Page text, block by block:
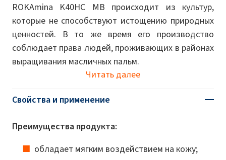
ROKAmina K40HC MB происходит из культур,
которые не способствуют истощению природных
ценностей. В то же время его производство
соблюдает права людей, проживающих в районах
выращивания масличных пальм.
Читать далее
Свойства и применение
Преимущества продукта:
обладает мягким воздействием на кожу;